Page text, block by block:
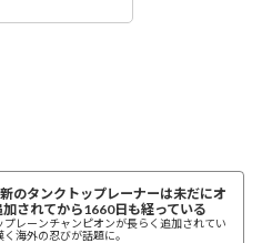
新のタンクトップレーナーは未だにオ
加されてから1660日も経っている
プレーンチャンピオンが長らく追加されてい
海外の忍びが話題に。